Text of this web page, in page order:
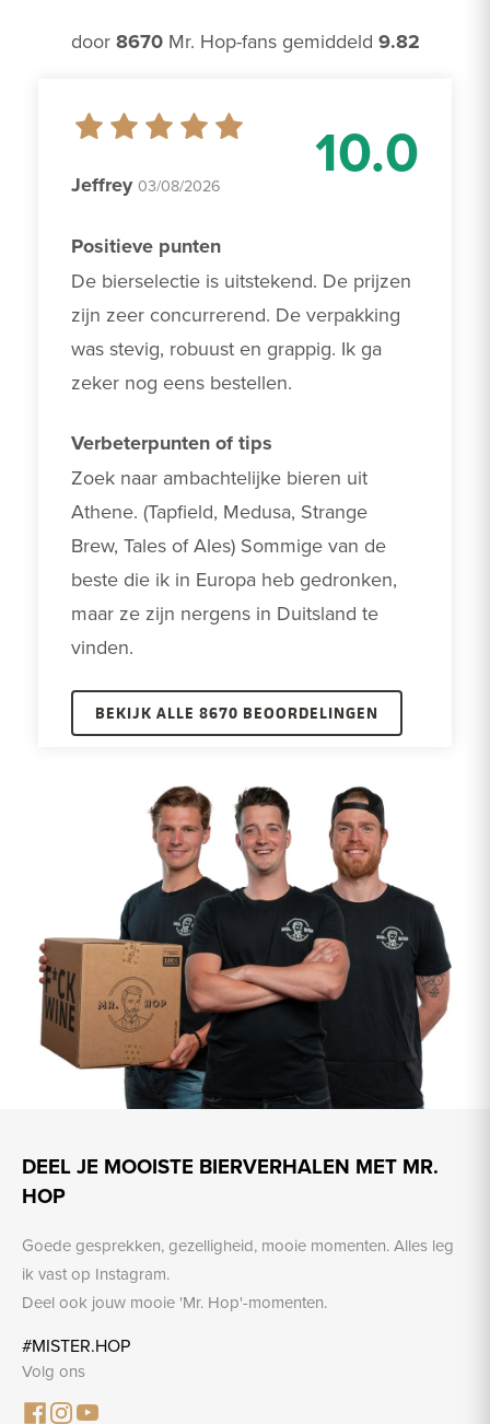
door 8670Mr. Hop-fans gemiddeld 9.82
10.0
Jeffrey 03/08/2026
Positieve punten
De bierselectie is uitstekend. De prijzen
zijn zeer concurrerend. De verpakking
was stevig, robuust en grappig. Ik ga
zeker nog eens bestellen.
Verbeterpunten of tips
Zoek naar ambachtelijke bieren uit
Athene. (Tapfield, Medusa, Strange
Brew, Tales of Ales) Sommige van de
beste die ik in Europa heb gedronken,
maar ze zijn nergens in Duitsland te
vinden.
BEKIJK ALLE 8670 BEOORDELINGEN
DEEL JE MOOISTE BIERVERHALEN MET MR.
HOP
Goede gesprekken, gezelligheid, mooie momenten. Alles leg
ik vast op Instagram.
Deel ook jouw mooie 'Mr. Hop'-momenten.
#MISTER.HOP
Volg ons